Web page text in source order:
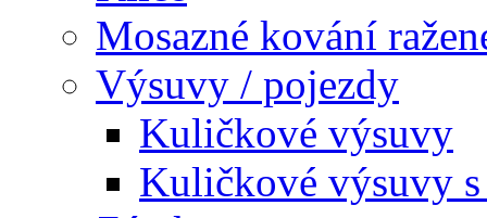
Mosazné kování
Výsuvy / pojezdy
Kuličkové výsuvy
Kuličkové výsuvy